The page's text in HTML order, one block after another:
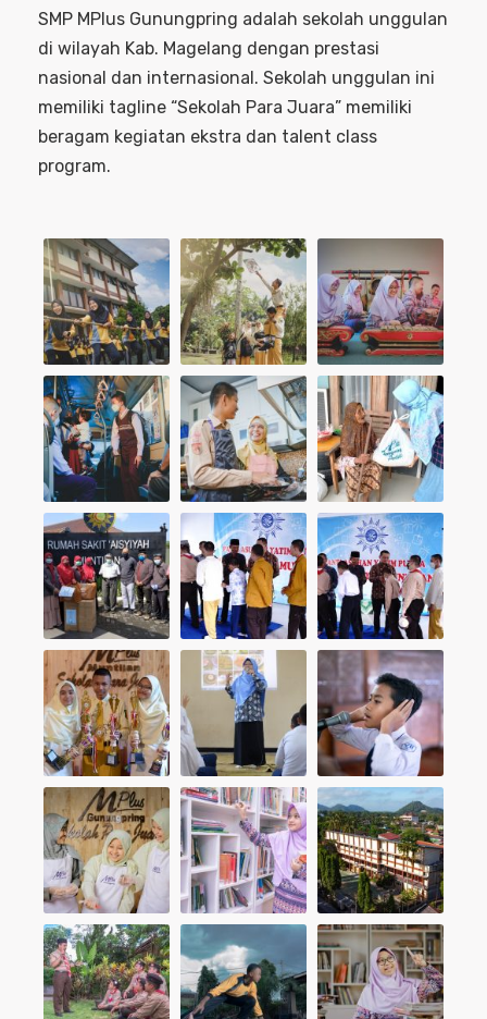
SMP MPlus Gunungpring adalah sekolah unggulan
di wilayah Kab. Magelang dengan prestasi
nasional dan internasional. Sekolah unggulan ini
memiliki tagline “Sekolah Para Juara” memiliki
beragam kegiatan ekstra dan talent class
program.